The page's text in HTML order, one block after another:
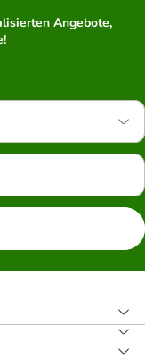
Angebote,